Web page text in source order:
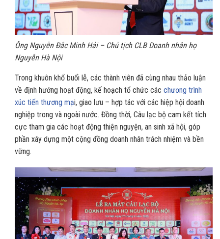
Ông Nguyễn Đắc Minh Hải – Chủ tịch CLB Doanh nhân họ
Nguyễn Hà Nội
Trong khuôn khổ buổi lễ, các thành viên đã cùng nhau thảo luận
về định hướng hoạt động, kế hoạch tổ chức các chương trình
xúc tiến thương mại, giao lưu – hợp tác với các hiệp hội doanh
nghiệp trong và ngoài nước. Đồng thời, Câu lạc bộ cam kết tích
cực tham gia các hoạt động thiện nguyện, an sinh xã hội, góp
phần xây dựng một cộng đồng doanh nhân trách nhiệm và bền
vững.